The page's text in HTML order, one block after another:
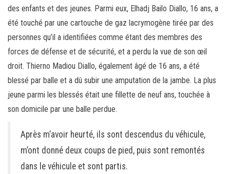
des enfants et des jeunes. Parmi eux, Elhadj Bailo Diallo, 16 ans, a
été touché par une cartouche de gaz lacrymogène tirée par des
personnes qu’il a identifiées comme étant des membres des
forces de défense et de sécurité, et a perdu la vue de son œil
droit. Thierno Madiou Diallo, également âgé de 16 ans, a été
blessé par balle et a dû subir une amputation de la jambe. La plus
jeune parmi les blessés était une fillette de neuf ans, touchée à
son domicile par une balle perdue.
Après m’avoir heurté, ils sont descendus du véhicule,
m’ont donné deux coups de pied, puis sont remontés
dans le véhicule et sont partis.